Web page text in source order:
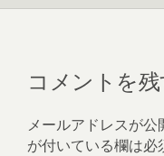
コメントを
メールアドレスが公
が付いている欄は必